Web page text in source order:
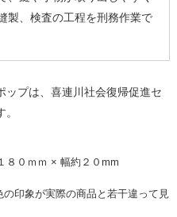
製、検査の工程を刑務作業で
プは、喜連川社会復帰促進セ
０ｍｍ × 幅約２０mm
印象が実際の商品と若干違って見